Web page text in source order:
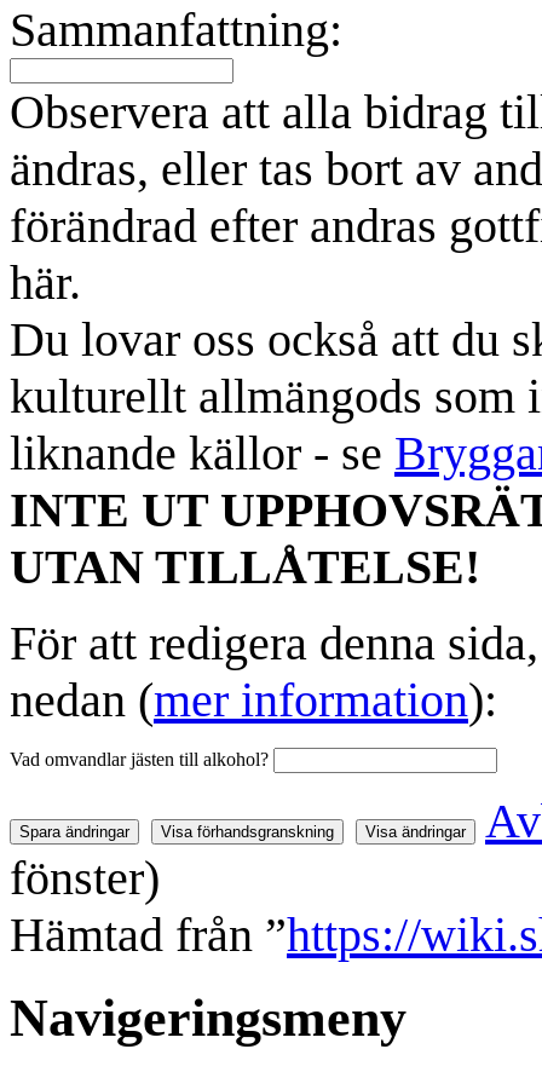
Sammanfattning:
Observera att alla bidrag
ändras, eller tas bort av
förändrad efter andras
här.
Du lovar oss också att du
kulturellt allmängods som
liknande källor - se
INTE UT
UTAN TILLÅTELSE!
För att redigera denna
nedan (mer information):
Vad omvandlar jästen till alkohol?
fönster)
Hämtad från ”https://
Navigeringsmeny